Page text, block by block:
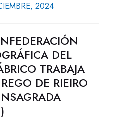
2024
DEL
TRABAJA
DE RIEIRO